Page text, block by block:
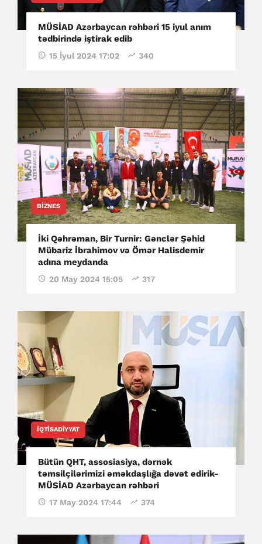
MÜSİAD Azərbaycan rəhbəri 15 iyul anım
tədbirində iştirak edib
15 İyul 2024 17:02 340
BIZNES
İki Qəhrəman, Bir Turnir: Gənclər Şəhid
Mübariz İbrahimov və Ömər Halisdemir
adına meydanda
20 May 2024 15:05 317
İQTISADIYYAT
Bütün QHT, assosiasiya, dərnək
təmsilçilərimizi əməkdaşlığa dəvət edirik-
MÜSİAD Azərbaycan rəhbəri
17 May 2024 17:44 374